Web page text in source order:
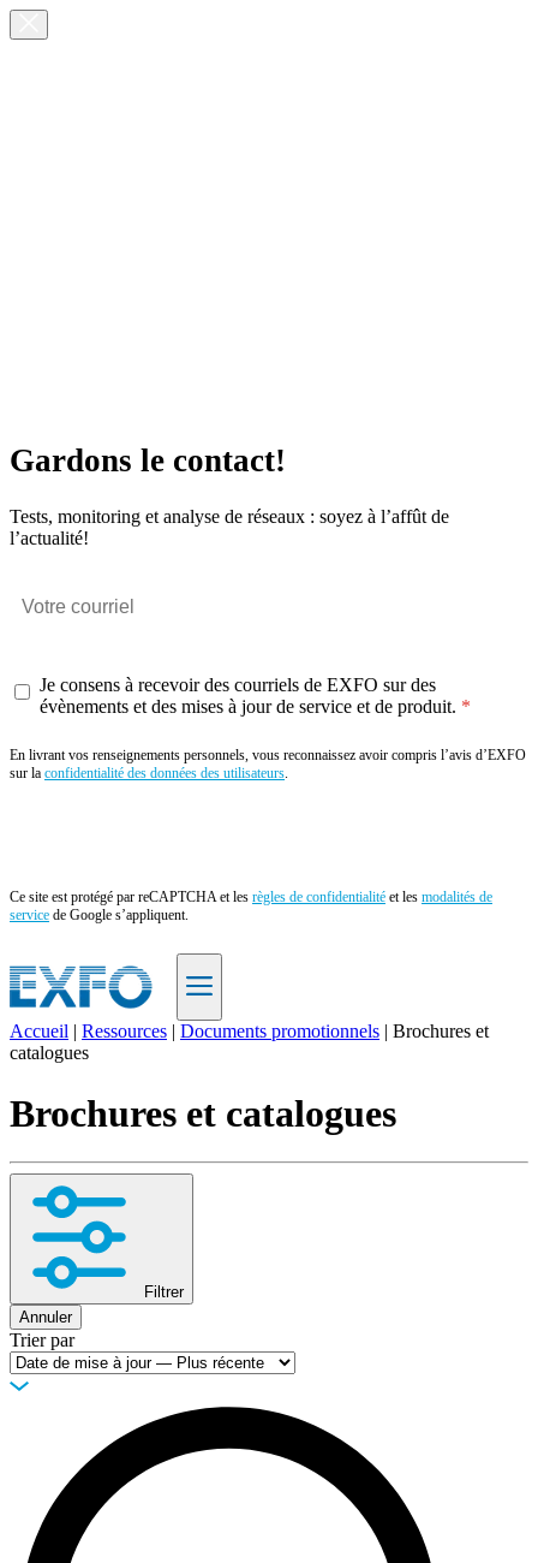
Gardons le contact!
Tests, monitoring et analyse de réseaux : soyez à l’affût de
l’actualité!
Je consens à recevoir des courriels de EXFO sur des
évènements et des mises à jour de service et de produit.
En livrant vos renseignements personnels, vous reconnaissez avoir compris l’avis d’EXFO
sur la confidentialité des données des utilisateurs.
Ce site est protégé par reCAPTCHA et les règles de confidentialité et les modalités de
service de Google s’appliquent.
FR
Produits
Solutions
Soutien
Services
Acheter
Ressources
Contactez-
nous
S'enregistrer
Partenaires
Fournisseurs
Accueil | Ressources | Documents promotionnels | Brochures et
catalogues
Brochures et catalogues
Filtrer
Annuler
Trier par